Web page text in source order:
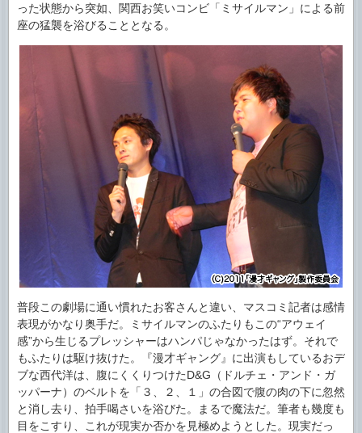
った状態から突如、関西お笑いコンビ「ミサイルマン」による前
座の猛襲を浴びることとなる。
普段この劇場に通い慣れたお客さんと違い、マスコミ記者は感情
表現がかなり奥手だ。ミサイルマンのふたりもこの“アウェイ
感”から生じるプレッシャーはハンパじゃなかったはず。それで
もふたりは駆け抜けた。『漫才ギャング』に出演もしているおデ
ブな西代洋は、腹にくくりつけたD&G（ドルチェ・アンド・ガ
ッパーナ）のベルトを「３、２、１」の合図で腹の肉の下に忽然
と消し去り、拍手喝さいを浴びた。まるで魔法だ。筆者も幾度も
目をこすり、これが現実か否かを見極めようとした。現実だっ